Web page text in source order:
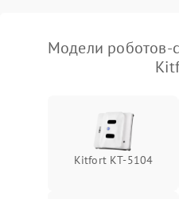
Модели роботов-
Kitfort КТ-5104